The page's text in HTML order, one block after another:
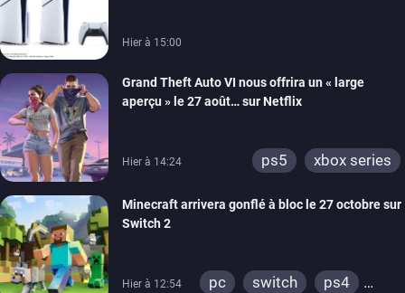
Hier à 15:00
Grand Theft Auto VI nous offrira un « large
aperçu » le 27 août… sur Netflix
Hier à 14:24 ps5 xbox series
Minecraft arrivera gonflé à bloc le 27 octobre sur
Switch 2
Hier à 12:54 pc switch
ps4